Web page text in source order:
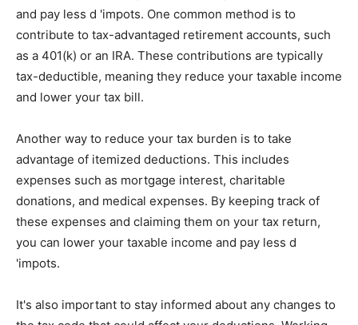
and pay less d 'impots. One common method is to
contribute to tax-advantaged retirement accounts, such
as a 401(k) or an IRA. These contributions are typically
tax-deductible, meaning they reduce your taxable income
and lower your tax bill.
Another way to reduce your tax burden is to take
advantage of itemized deductions. This includes
expenses such as mortgage interest, charitable
donations, and medical expenses. By keeping track of
these expenses and claiming them on your tax return,
you can lower your taxable income and pay less d
'impots.
It's also important to stay informed about any changes to